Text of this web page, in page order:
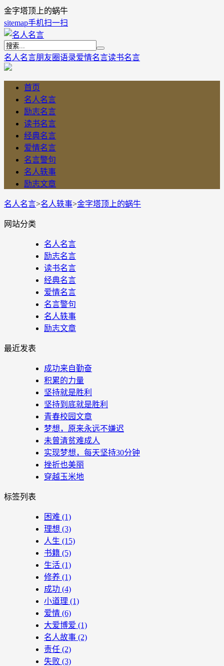
金字塔顶上的蜗牛
sitemap手机扫一扫
名人名言朋友圈语录爱情名言读书名言
首页
名人名言
励志名言
读书名言
经典名言
爱情名言
名言警句
名人轶事
励志文章
名人名言>名人轶事>金字塔顶上的蜗牛
网站分类
名人名言
励志名言
读书名言
经典名言
爱情名言
名言警句
名人轶事
励志文章
最近发表
成功来自勤奋
积累的力量
坚持就是胜利
坚持到底就是胜利
青春校园文章
梦想，原来永远不嫌迟
未曾清贫难成人
实现梦想，每天坚持30分钟
挫折也美丽
穿越玉米地
标签列表
困难 (1)
理想 (3)
人生 (15)
书籍 (5)
生活 (1)
修养 (1)
成功 (4)
小道理 (1)
爱情 (6)
大爱博爱 (1)
名人故事 (2)
责任 (2)
失败 (3)